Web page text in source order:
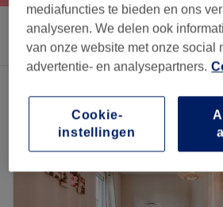
Sorteer op Elke prijs
vrouwen harsen - bikinilijn in Beauvechain,
mediafuncties te bieden en ons
analyseren. We delen ook
van onze website met onze social
advertentie- en analysepartners.
Cookie-
instellingen